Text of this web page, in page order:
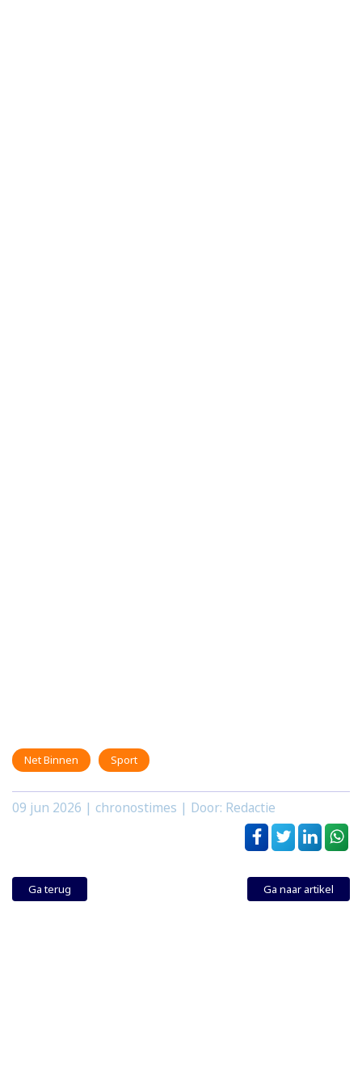
Net Binnen Sport
09 jun 2026 | chronostimes | Door: Redactie
Ga terug Ga naar artikel